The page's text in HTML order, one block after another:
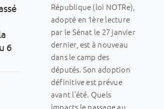
6
République (loi NOTRe),
adopté en 1ère lecture
par le Sénat le 27 janvier
dernier, est à nouveau
dans le camp des
députés. Son adoption
définitive est prévue
avant l’été. Quels
impacts le passage au